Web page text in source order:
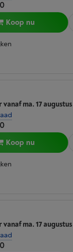
Koop nu
vanaf ma. 17 augustus
Koop nu
vanaf ma. 17 augustus